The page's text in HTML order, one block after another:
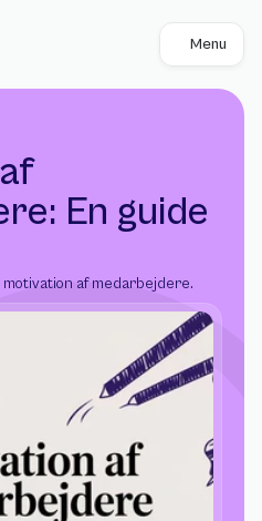
En guide
af medarbejdere.
Menu